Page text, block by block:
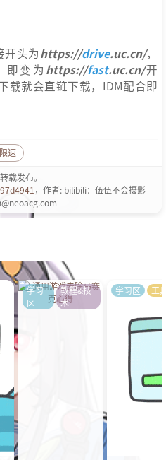
开头为https://drive.uc.cn/，
变为 https://fast.uc.cn/开
载就会直链下载，IDM配合即
速
转载发布。
，作者: bilibili：伍伍不会摄影
学习
区
教程&技
术
学习区 工